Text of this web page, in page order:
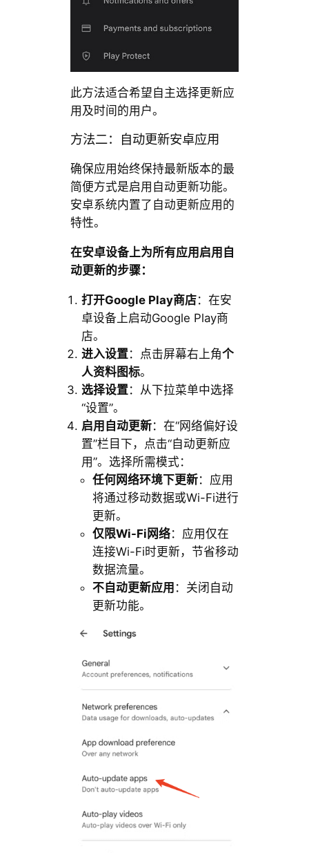
此方法适合希望自主选择更新应
用及时间的用户。
方法二：自动更新安卓应用
确保应用始终保持最新版本的最
简便方式是启用自动更新功能。
安卓系统内置了自动更新应用的
特性。
在安卓设备上为所有应用启用自
动更新的步骤：
打开Google Play商店：在安
卓设备上启动Google Play商
店。
进入设置：点击屏幕右上角个
人资料图标。
选择设置：从下拉菜单中选择
“设置”。
启用自动更新：在“网络偏好设
置”栏目下，点击“自动更新应
用”。选择所需模式：
任何网络环境下更新：应用
将通过移动数据或Wi-Fi进行
更新。
仅限Wi-Fi网络：应用仅在
连接Wi-Fi时更新，节省移动
数据流量。
不自动更新应用 ：关闭自动
更新功能。